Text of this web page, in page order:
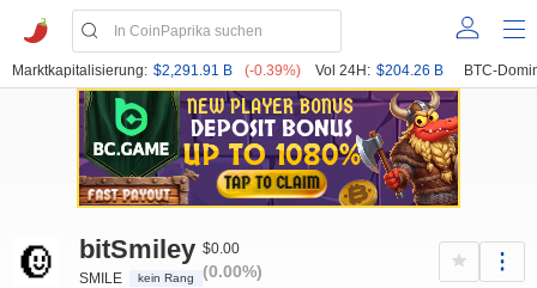
Marktkapitalisierung: $2,291.91 B (-0.39%) Vol 24H: $204.26 B BTC-
bitSmiley
SMILE kein Rang
$0.00
(0.00%)